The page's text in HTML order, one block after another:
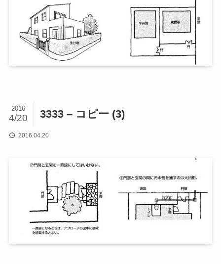
3333 – コピー (3)
2016
4/20
2016.04.20